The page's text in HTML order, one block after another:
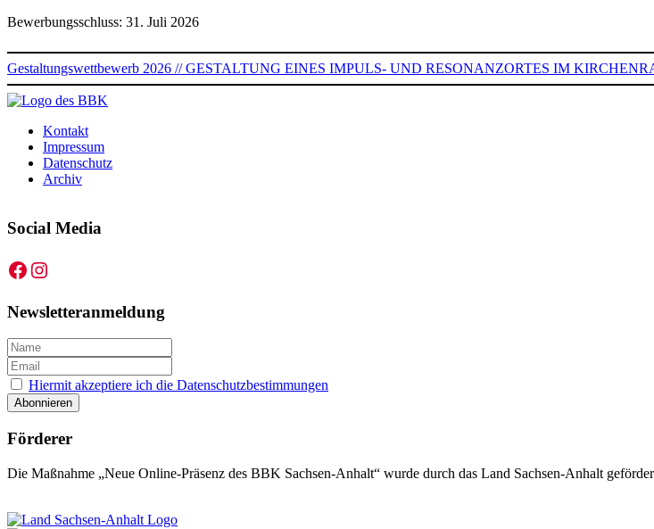
Bewerbungsschluss: 31. Juli 2026
Gestaltungswettbewerb 2026 // GESTALTUNG EINES IMPULS- UND RESONANZORTES IM
Kontakt
Impressum
Datenschutz
Archiv
Social Media
Facebook
Instagram
Newsletteranmeldung
Hiermit akzeptiere ich die Datenschutzbestimmungen
Förderer
Die Maßnahme „Neue Online-Präsenz des BBK Sachsen-Anhalt“ wurde durch das Land Sachsen-Anhalt